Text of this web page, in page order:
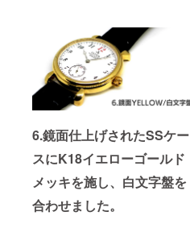
6.鏡面仕上げされたSSケー
スにK18イエローゴールド
メッキを施し、白文字盤を
合わせました。